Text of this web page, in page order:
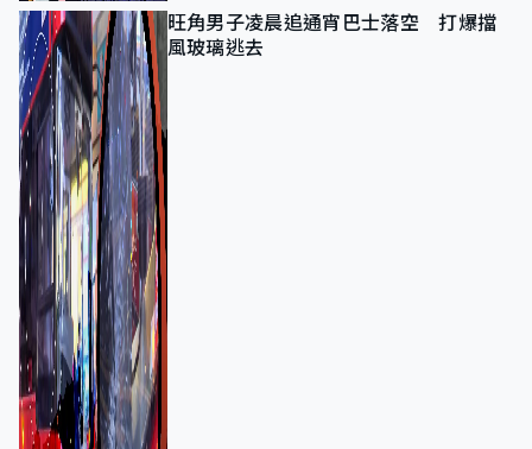
旺角男子凌晨追通宵巴士落空 打爆擋
風玻璃逃去